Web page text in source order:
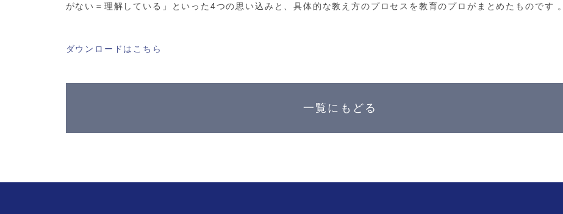
がない＝理解している」といった4つの思い込みと、具体的な教え方のプロセスを教育のプロがまとめたものです 。
ダウンロードはこちら
一覧にもどる